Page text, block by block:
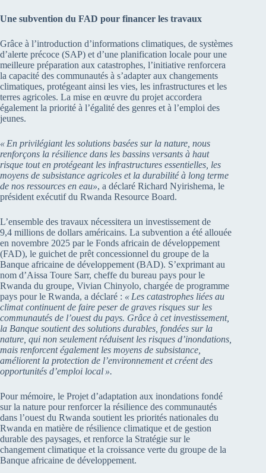
Une subvention du FAD pour financer les travaux
Grâce à l’introduction d’informations climatiques, de systèmes
d’alerte précoce (SAP) et d’une planification locale pour une
meilleure préparation aux catastrophes, l’initiative renforcera
la capacité des communautés à s’adapter aux changements
climatiques, protégeant ainsi les vies, les infrastructures et les
terres agricoles. La mise en œuvre du projet accordera
également la priorité à l’égalité des genres et à l’emploi des
jeunes.
« En privilégiant les solutions basées sur la nature, nous
renforçons la résilience dans les bassins versants à haut
risque tout en protégeant les infrastructures essentielles, les
moyens de subsistance agricoles et la durabilité à long terme
de nos ressources en eau», a déclaré Richard Nyirishema, le
président exécutif du Rwanda Resource Board.
L’ensemble des travaux nécessitera un investissement de
9,4 millions de dollars américains. La subvention a été allouée
en novembre 2025 par le Fonds africain de développement
(FAD), le guichet de prêt concessionnel du groupe de la
Banque africaine de développement (BAD). S’exprimant au
nom d’Aissa Toure Sarr, cheffe du bureau pays pour le
Rwanda du groupe, Vivian Chinyolo, chargée de programme
pays pour le Rwanda, a déclaré : « Les catastrophes liées au
climat continuent de faire peser de graves risques sur les
communautés de l’ouest du pays. Grâce à cet investissement,
la Banque soutient des solutions durables, fondées sur la
nature, qui non seulement réduisent les risques d’inondations
mais renforcent également les moyens de subsistance,
améliorent la protection de l’environnement et créent des
opportunités d’emploi local ».
Pour mémoire, le Projet d’adaptation aux inondations fondé
sur la nature pour renforcer la résilience des communautés
dans l’ouest du Rwanda soutient les priorités nationales du
Rwanda en matière de résilience climatique et de gestion
durable des paysages, et renforce la Stratégie sur le
changement climatique et la croissance verte du groupe de la
Banque africaine de développement.